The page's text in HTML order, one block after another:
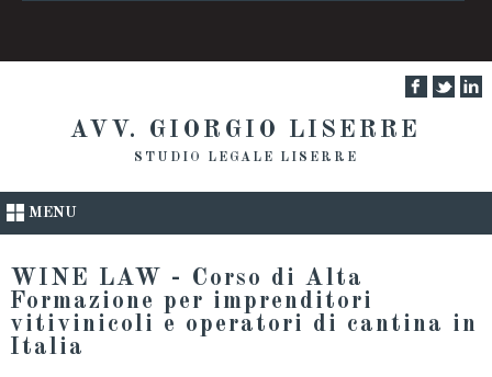
AVV. GIORGIO LISERRE
STUDIO LEGALE LISERRE
MENU
WINE LAW - Corso di Alta
Formazione per imprenditori
vitivinicoli e operatori di cantina in
Italia